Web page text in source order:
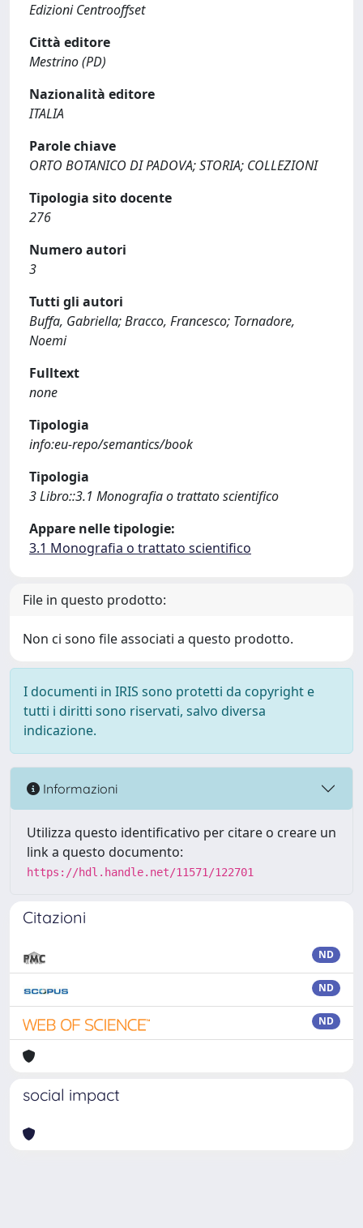
Edizioni Centrooffset
Città editore
Mestrino (PD)
Nazionalità editore
ITALIA
Parole chiave
ORTO BOTANICO DI PADOVA; STORIA; COLLEZIONI
Tipologia sito docente
276
Numero autori
3
Tutti gli autori
Buffa, Gabriella; Bracco, Francesco; Tornadore,
Noemi
Fulltext
none
Tipologia
info:eu-repo/semantics/book
Tipologia
3 Libro::3.1 Monografia o trattato scientifico
Appare nelle tipologie:
3.1 Monografia o trattato scientifico
File in questo prodotto:
Non ci sono file associati a questo prodotto.
I documenti in IRIS sono protetti da copyright e
tutti i diritti sono riservati, salvo diversa
indicazione.
Informazioni
Utilizza questo identificativo per citare o creare un
link a questo documento:
https://hdl.handle.net/11571/122701
Citazioni
ND
ND
ND
social impact